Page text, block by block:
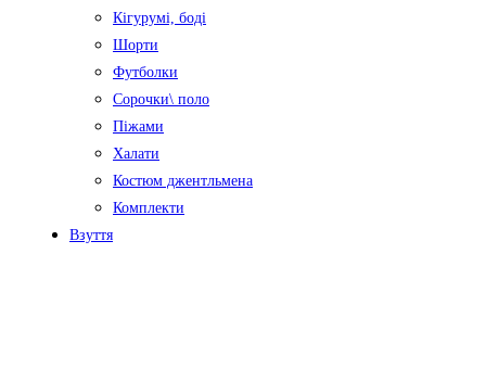
Кігурумі, боді
Шорти
Футболки
Сорочки\ поло
Піжами
Халати
Костюм джентльмена
Комплекти
Взуття